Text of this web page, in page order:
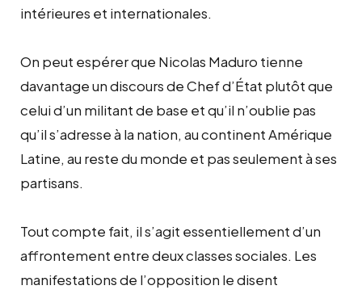
intérieures et internationales.
On peut espérer que Nicolas Maduro tienne
davantage un discours de Chef d’État plutôt que
celui d’un militant de base et qu’il n’oublie pas
qu’il s’adresse à la nation, au continent Amérique
Latine, au reste du monde et pas seulement à ses
partisans.
Tout compte fait, il s’agit essentiellement d’un
affrontement entre deux classes sociales. Les
manifestations de l’opposition le disent